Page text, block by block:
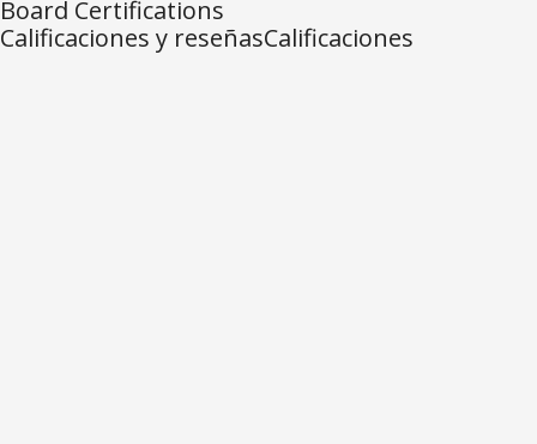
Board Certifications
Calificaciones y reseñasCalificaciones